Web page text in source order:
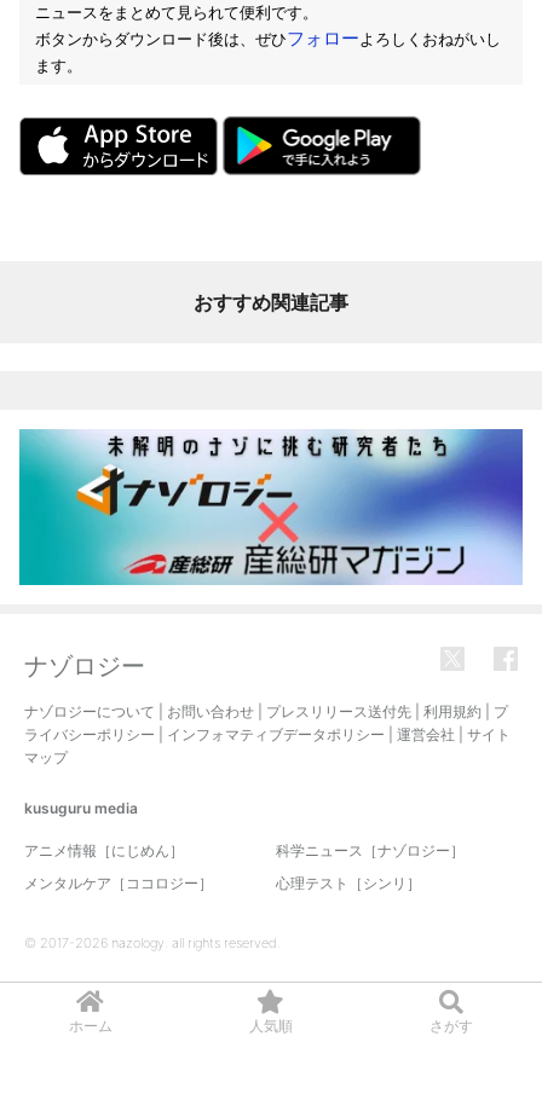
ホーム 人気順 さがす
ニュースをまとめて見られて便利です。
ボタンからダウンロード後は、ぜひフォローよろしくおねがいし
ます。
おすすめ関連記事
ナゾロジー
ナゾロジーについて お問い合わせ プレスリリース送付先 利用規約
プ
ライバシーポリシー
インフォマティブデータポリシー 運営会社
サイト
マップ
kusuguru media
アニメ情報［にじめん］
科学ニュース［ナゾロジー］
メンタルケア［ココロジー］
心理テスト［シンリ］
© 2017-2026 nazology. all rights reserved.